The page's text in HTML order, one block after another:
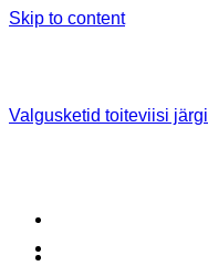
Skip to content
Valgusketid toiteviisi järgi